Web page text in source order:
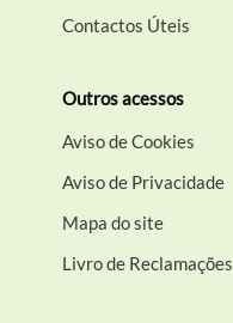
Contactos Úteis
Outros acessos
Aviso de Cookies
Aviso de Privacidade
Mapa do site
Livro de Reclamações